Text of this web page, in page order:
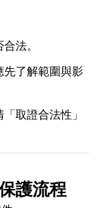
法。
先了解範圍與影
取證合法性」
護流程